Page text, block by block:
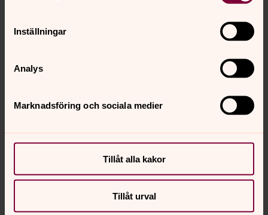
Inställningar
Analys
Marknadsföring och sociala medier
Tillåt alla kakor
Tillåt urval
Körledare: Anna Keller